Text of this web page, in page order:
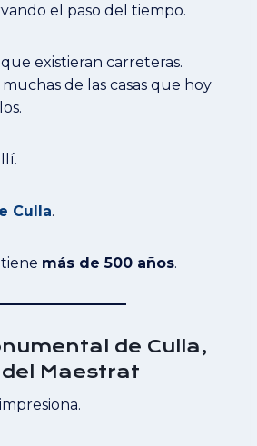
el paso del tiempo.
existieran carreteras.
de las casas que hoy
Culla.
más de 500 años.
de Culla,
Maestrat